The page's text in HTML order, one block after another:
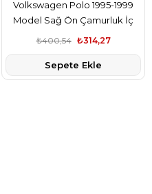
Volkswagen Polo 1995-1999
Model Sağ Ön Çamurluk İç
Davlumbazı Plastik Bsg Marka
₺314,27
₺400,54
Sepete Ekle